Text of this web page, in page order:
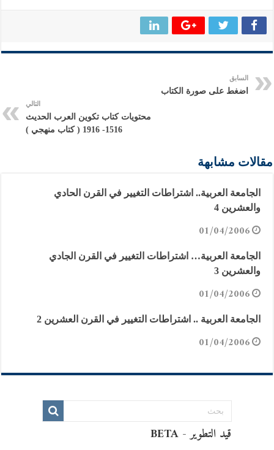
السابق
اضغط على صورة الكتاب
التالي
محتويات كتاب تكوين العرب الحديث
1516- 1916 ( كتاب منهجي )
مقالات مشابهة
الجامعة العربية.. اشتراطات التغيير في القرن الحادي
والعشرين 4
01/04/2006
الجامعة العربية… اشتراطات التغيير في القرن الجادي
والعشرين 3
01/04/2006
الجامعة العربية .. اشتراطات التغيير في القرن العشرين 2
01/04/2006